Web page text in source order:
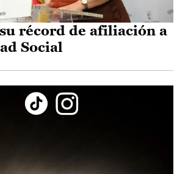
récord de afiliación a
Social